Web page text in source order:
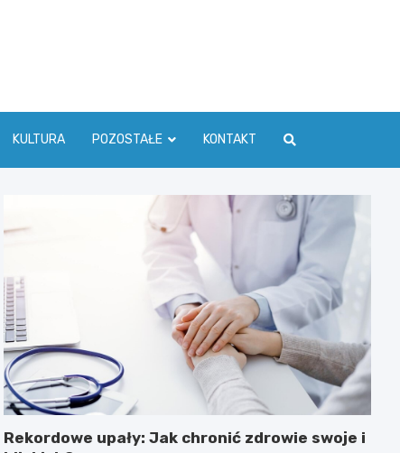
KULTURA POZOSTAŁE KONTAKT
Rekordowe upały: Jak chronić zdrowie swoje i